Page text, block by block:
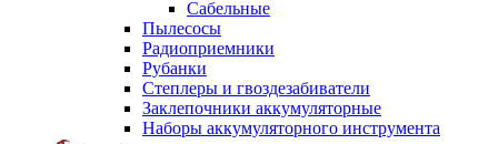
Сабельные
Пылесосы
Радиоприемники
Рубанки
Степлеры и гвоздезабиватели
Заклепочники аккумуляторные
Наборы аккумуляторного инструмента